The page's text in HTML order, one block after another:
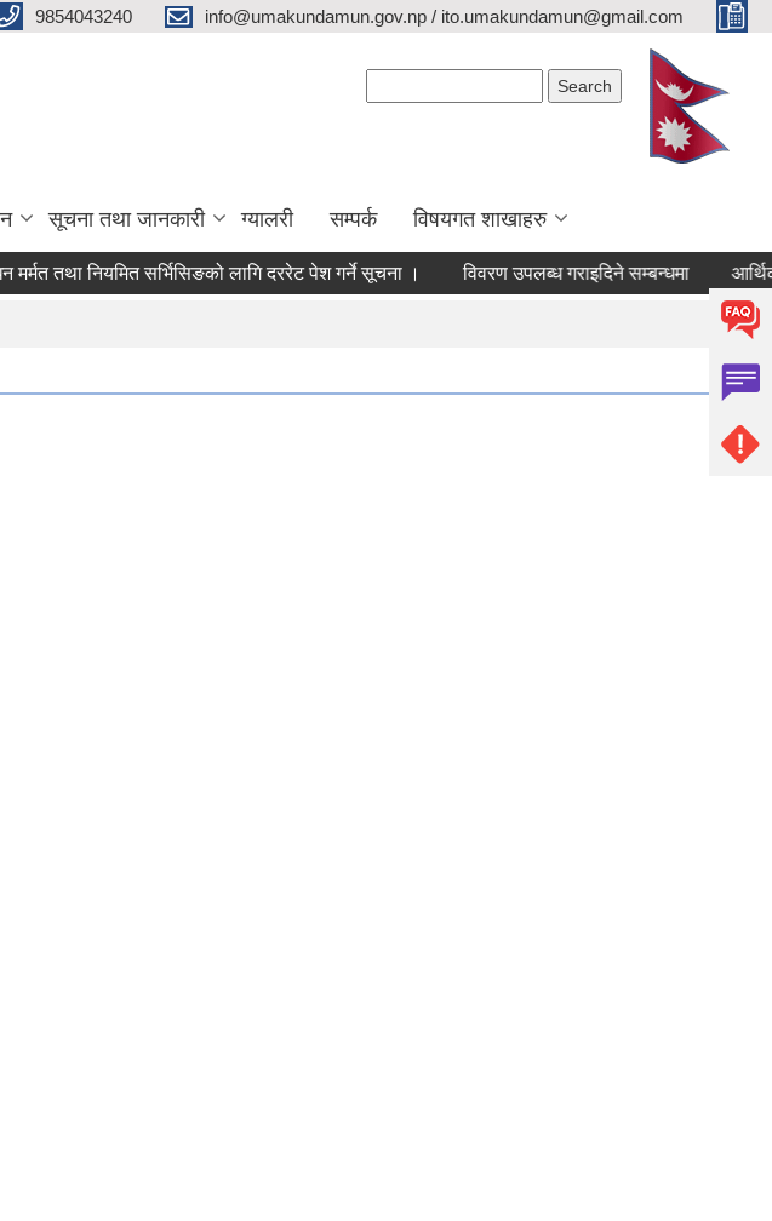
9854043240 info@umakundamun.gov.np / ito.umakundamun@gmail.com
सूचना तथा जानकारी ग्यालरी सम्पर्क विषयगत शाखाहरु
तथा नियमित सर्भिसिङको लागि दररेट पेश गर्ने सूचना । विवरण उपलब्ध गराइदिने सम्बन्धमा आर्थिक वर्ष